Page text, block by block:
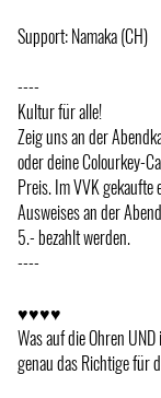
Support: Namaka (CH)
----
Kultur für alle!
Zeig uns an der
oder deine Colourkey-
Preis. Im VVK
Ausweises an der
5.- bezahlt werden.
----
♥♥♥♥
Was auf die Ohren
genau das Richtige für